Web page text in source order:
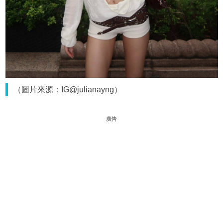
（圖片來源：IG@julianayng）
廣告